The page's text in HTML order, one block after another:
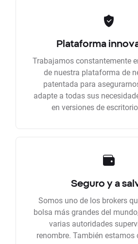
Plataforma
Trabajamos constantemente
de nuestra plataforma de
patentada para
adapte a todas sus
en versiones de
Seguro y a
Somos uno de los brokers
bolsa más grandes del
varias autoridades
renombre. También estamos